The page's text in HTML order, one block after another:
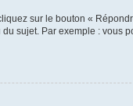
sur le bouton «
sujet. Par exemple : vous